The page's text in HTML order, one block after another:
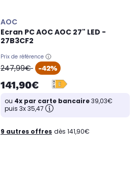
AOC
Ecran PC AOC AOC 27" LED -
27B3CF2
Prix de référence
oldPrice
247,99€ -42%
141,90€
ou 4x par carte bancaire39,03€
puis 3x 35,47
9 autres offres dès 141,90€